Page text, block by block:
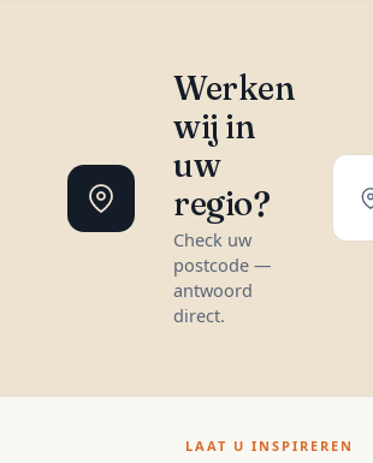
Werken
wij in
uw
regio?
Check uw
postcode —
antwoord
direct.
LAAT U INSPIREREN